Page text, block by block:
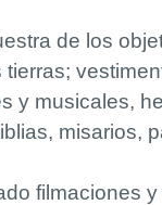
de los
y musicales,
misarios,
filmaciones